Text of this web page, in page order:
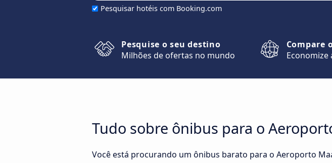
Pesquisar hotéis com Booking.com
Pesquise o seu destino
Milhões de ofertas no mundo
Compare
Economize
Tudo sobre ônibus para o
Você está procurando um ônibus barato para o Aeroporto